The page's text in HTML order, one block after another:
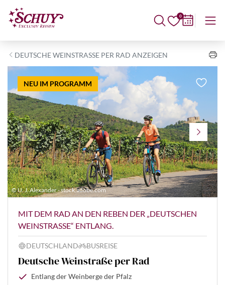
0
DEUTSCHE WEINSTRASSE PER RAD ANZEIGEN
NEU IM PROGRAMM
© U. J. Alexander - stock.adobe.com
MIT DEM RAD AN DEN REBEN DER „DEUTSCHEN
WEINSTRASSE“ ENTLANG.
DEUTSCHLAND BUSREISE
Deutsche Weinstraße per Rad
Entlang der Weinberge der Pfalz